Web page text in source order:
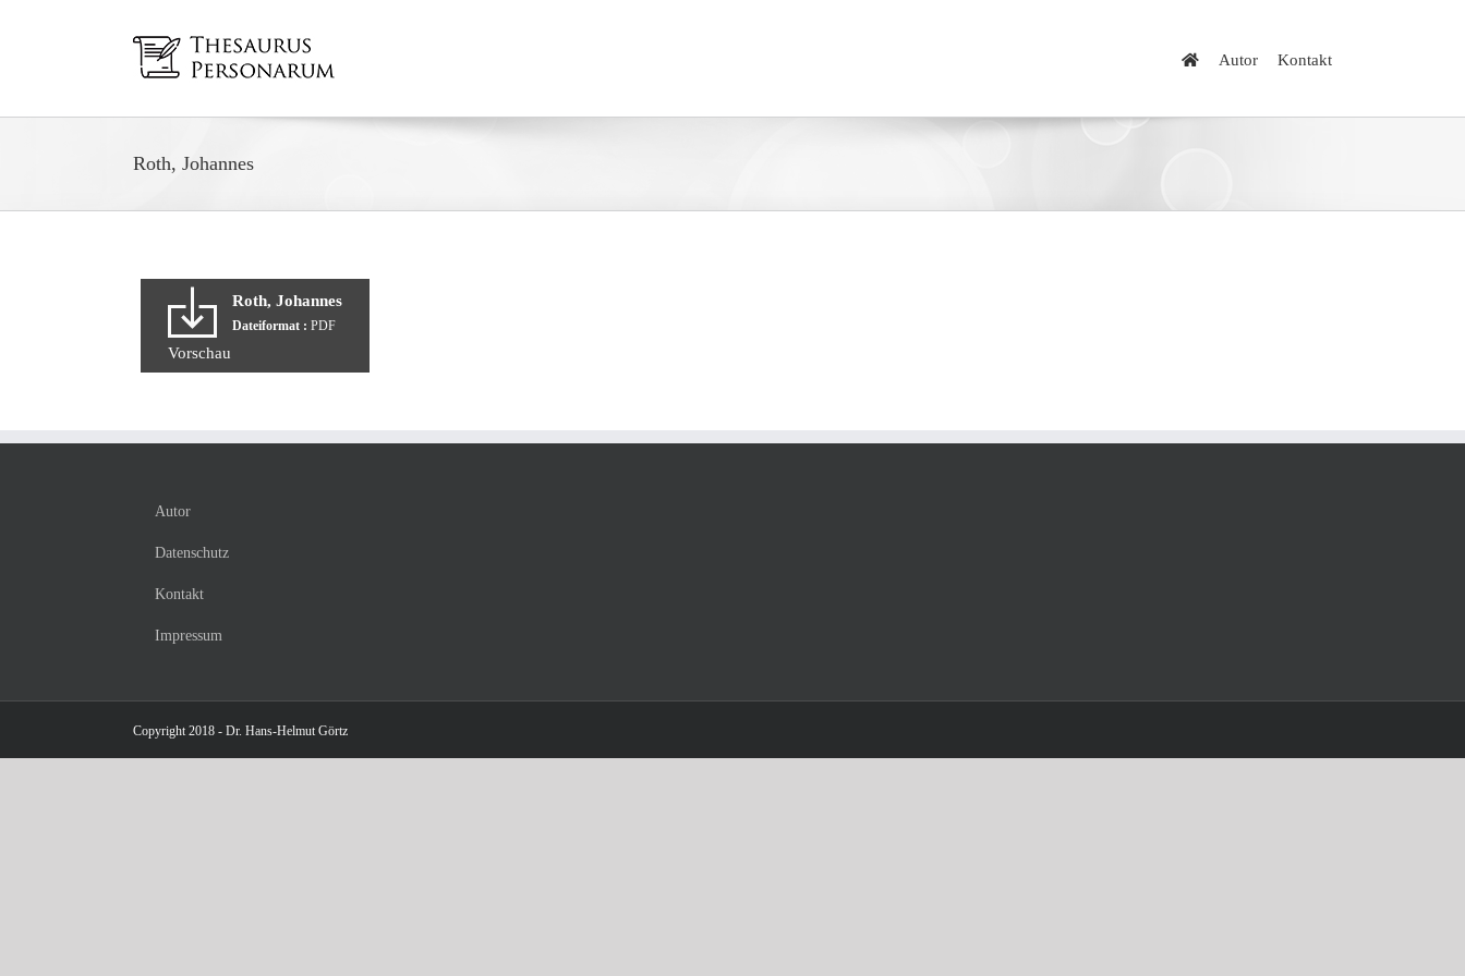
Autor Kontakt
Roth, Johannes
Roth, Johannes
Dateiformat : PDF
Vorschau
Autor
Datenschutz
Kontakt
Impressum
Copyright 2018 - Dr. Hans-Helmut Görtz